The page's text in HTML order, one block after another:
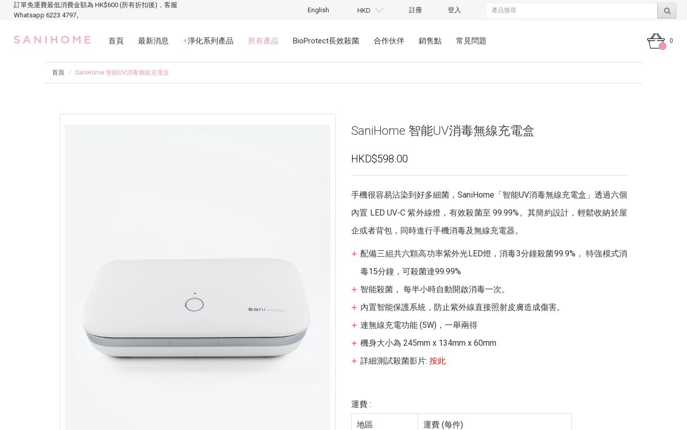
訂單免運費最低消費金額為 HK$600 (所有折扣後)，客服
Whatsapp 6223 4797。
English HKD 註冊 登入
首頁 最新消息 +淨化系列產品 所有產品 BioProtect長效殺菌 合作伙伴 銷售點 常見問題 0
首頁 SaniHome 智能UV消毒無線充電盒
SaniHome 智能UV消毒無線充電盒
HKD$598.00
手機很容易沾染到好多細菌，SaniHome「智能UV消毒無線充電盒」透過六個
內置 LED UV-C 紫外線燈，有效殺菌至 99.99%。其簡約設計，輕鬆收納於屋
企或者背包，同時進行手機消毒及無線充電器。
配備三組共六顆高功率紫外光LED燈，消毒3分鐘殺菌99.9%， 特強模式消
毒15分鐘，可殺菌達99.99%
智能殺菌， 每半小時自動開啟消毒一次。
內置智能保護系統，防止紫外線直接照射皮膚造成傷害。
連無線充電功能 (5W)，一舉兩得
機身大小為 245mm x 134mm x 60mm
詳細測試殺菌影片: 按此
運費 :
地區 運費 (每件)